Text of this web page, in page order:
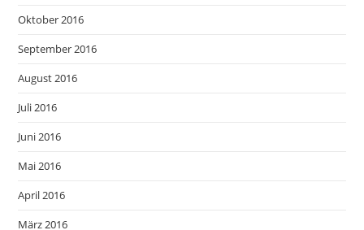
Oktober 2016
September 2016
August 2016
Juli 2016
Juni 2016
Mai 2016
April 2016
März 2016